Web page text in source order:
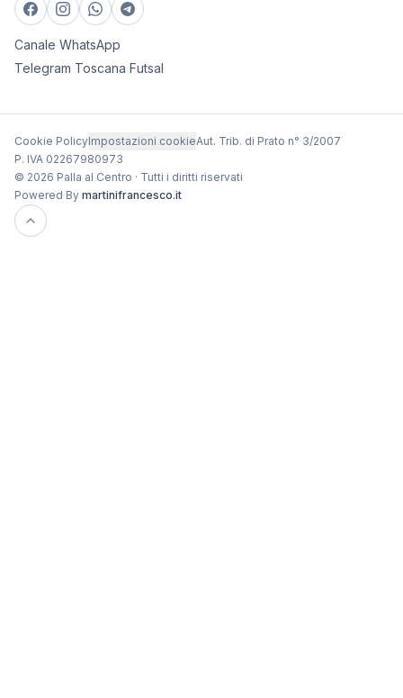
Canale WhatsApp
Telegram Toscana Futsal
Cookie PolicyImpostazioni cookieAut. Trib. di Prato n° 3/2007
P. IVA 02267980973
© 2026 Palla al Centro · Tutti i diritti riservati
Powered By martinifrancesco.it